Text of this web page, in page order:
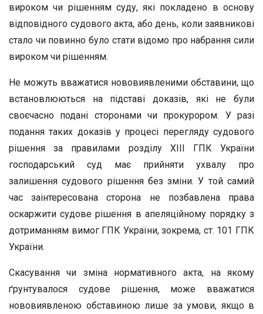
вироком чи рішенням суду, які покладено в основу
відповідного судового акта, або день, коли заявникові
стало чи повинно було стати відомо про набрання сили
вироком чи рішенням.
Не можуть вважатися нововиявленими обставини, що
встановлюються на підставі доказів, які не були
своєчасно подані сторонами чи прокурором. У разі
подання таких доказів у процесі перегляду судового
рішення за правилами розділу XIII ГПК України
господарський суд має прийняти ухвалу про
залишення судового рішення без зміни. У той самий
час заінтересована сторона не позбавлена права
оскаржити судове рішення в апеляційному порядку з
дотриманням вимог ГПК України, зокрема, ст. 101 ГПК
України.
Скасування чи зміна нормативного акта, на якому
ґрунтувалося судове рішення, може вважатися
нововиявленою обставиною лише за умови, якщо в